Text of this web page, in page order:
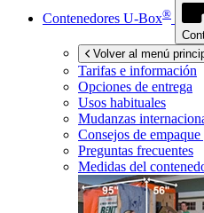
Contenedores U-Box®
Volver al menú
Tarifas e información
Opciones de entrega
Usos habituales
Mudanzas
Consejos de
Preguntas frecuentes
Medidas del